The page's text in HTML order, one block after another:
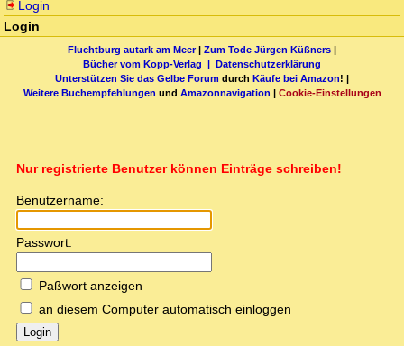
Login
Login
Fluchtburg autark am Meer| Zum Tode Jürgen Küßners |
Bücher vom Kopp-Verlag | Datenschutzerklärung
Unterstützen Sie das Gelbe Forum durch Käufe bei Amazon! |
Weitere Buchempfehlungen und Amazonnavigation | Cookie-Einstellungen
Nur registrierte Benutzer können Einträge schreiben!
Benutzername:
Passwort:
Paßwort anzeigen
an diesem Computer automatisch einloggen
Login